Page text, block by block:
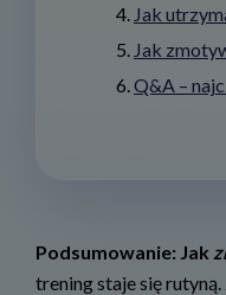
Jak
Jak
Q&A –
Podsumowanie: Jak
trening staje się